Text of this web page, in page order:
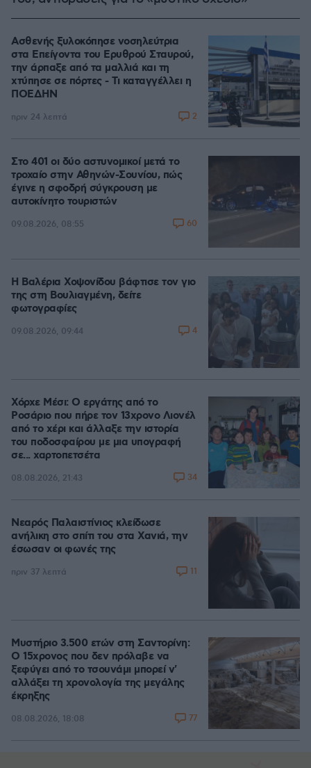
Ασθενής ξυλοκόπησε νοσηλεύτρια
στα Επείγοντα του Ερυθρού Σταυρού,
την άρπαξε από τα μαλλιά και τη
χτύπησε σε πόρτες - Τι καταγγέλλει η
ΠΟΕΔΗΝ
πριν 24 λεπτά 2
Στο 401 οι δύο αστυνομικοί μετά το
τροχαίο στην Αθηνών-Σουνίου, πώς
έγινε η σφοδρή σύγκρουση με
αυτοκίνητο τουριστών
09.08.2026, 08:55 60
Η Βαλέρια Χοψονίδου βάφτισε τον γιο
της στη Βουλιαγμένη, δείτε
φωτογραφίες
09.08.2026, 09:44 4
Χόρχε Μέσι: Ο εργάτης από το
Ροσάριο που πήρε τον 13χρονο Λιονέλ
από το χέρι και άλλαξε την ιστορία
του ποδοσφαίρου με μια υπογραφή
σε... χαρτοπετσέτα
08.08.2026, 21:43 34
Νεαρός Παλαιστίνιος κλείδωσε
ανήλικη στο σπίτι του στα Χανιά, την
έσωσαν οι φωνές της
πριν 37 λεπτά 11
Μυστήριο 3.500 ετών στη Σαντορίνη:
Ο 15χρονος που δεν πρόλαβε να
ξεφύγει από το τσουνάμι μπορεί ν'
αλλάξει τη χρονολογία της μεγάλης
έκρηξης
08.08.2026, 18:08 77